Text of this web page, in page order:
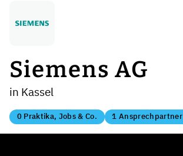
Siemens AG
in Kassel
0 Praktika, Jobs & Co. 1 Ansprechpartner